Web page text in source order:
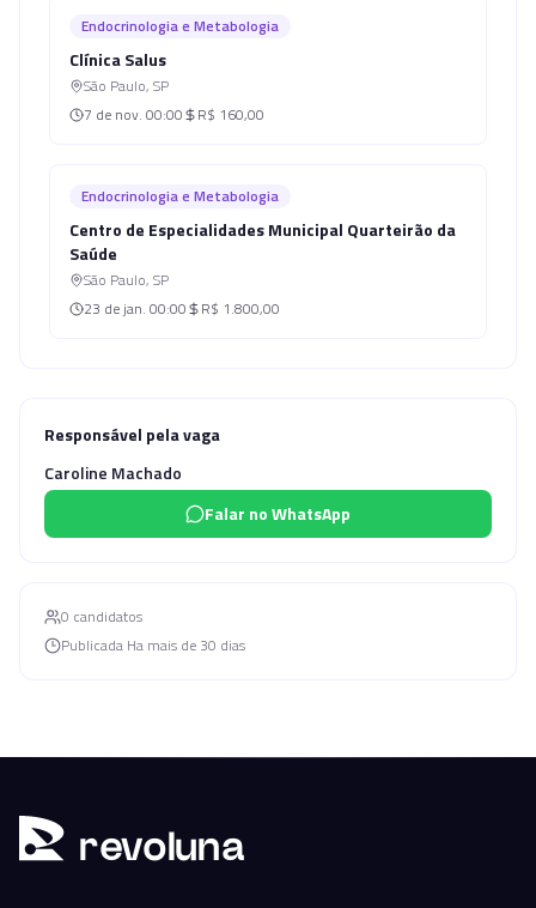
Endocrinologia e Metabologia
Clínica Salus
São Paulo, SP
7 de nov. 00:00 R$ 160,00
Endocrinologia e Metabologia
Centro de Especialidades Municipal Quarteirão da
Saúde
São Paulo, SP
23 de jan. 00:00 R$ 1.800,00
Responsável pela vaga
Caroline Machado
Falar no WhatsApp
0 candidatos
Publicada Ha mais de 30 dias
revoluna